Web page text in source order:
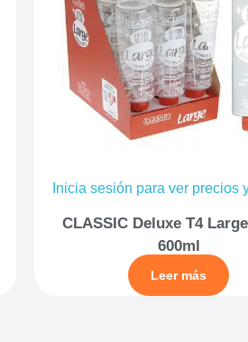
Inicia sesión para ver precios
CLASSIC Deluxe T4
600ml
Leer más